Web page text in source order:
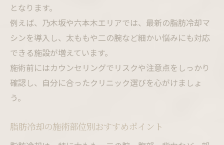
となります。
例えば、乃木坂や六本木エリアでは、最新の脂肪冷却マ
シンを導入し、太ももや二の腕など細かい悩みにも対応
できる施設が増えています。
施術前にはカウンセリングでリスクや注意点をしっかり
確認し、自分に合ったクリニック選びを心がけましょ
う。
脂肪冷却の施術部位別おすすめポイント